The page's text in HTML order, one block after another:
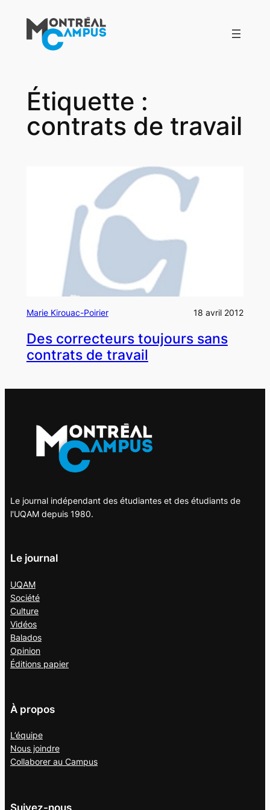
contenu
Étiquette :
contrats de travail
Marie Kirouac-Poirier 18 avril 2012
Des correcteurs toujours sans
contrats de travail
Le journal indépendant des étudiantes et des étudiants de
l'UQAM depuis 1980.
Le journal
UQAM
Société
Culture
Vidéos
Balados
Opinion
Éditions papier
À propos
L’équipe
Nous joindre
Collaborer au Campus
Suivez-nous